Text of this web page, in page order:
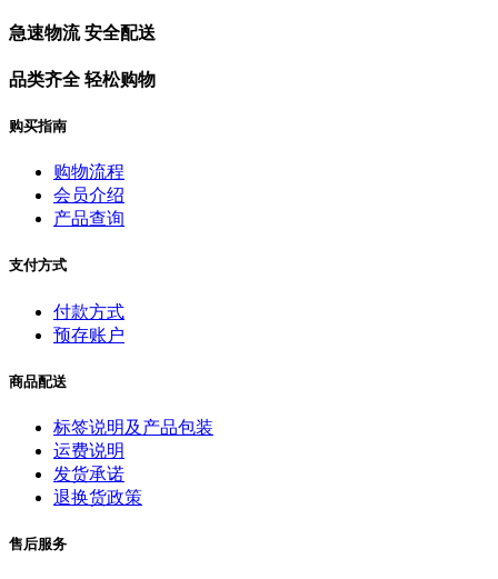
急速物流 安全配送
品类齐全 轻松购物
购买指南
购物流程
会员介绍
产品查询
支付方式
付款方式
预存账户
商品配送
标签说明及产品包装
运费说明
发货承诺
退换货政策
售后服务